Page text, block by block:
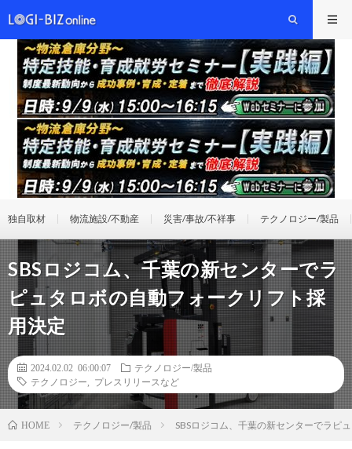
独自取材 物流施設/不動産 災害/事故/不祥事 テクノロジー/製品
SBSロジコム、千葉の新センターでラ
ピュタロボの自動フォークリフト採
用決定
2024.02.02 06:00:07
テクノロジー/製品
テクノロジー
プレスリリースなど
HOME テクノロジー/製品 SBSロジコム、千葉の新センターでラピ